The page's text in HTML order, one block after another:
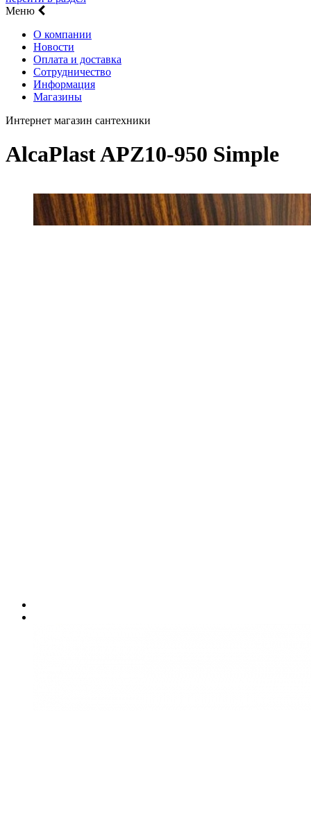
Меню
О компании
Новости
Оплата и доставка
Сотрудничество
Информация
Магазины
Интернет магазин сантехники
AlcaPlast APZ10-950 Simple